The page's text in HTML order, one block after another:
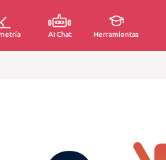
AI Chat Herramientas